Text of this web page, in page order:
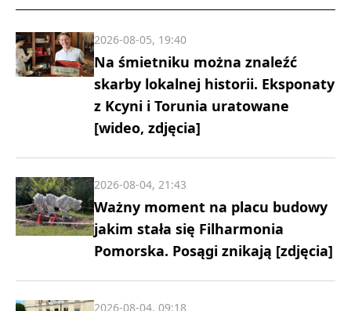
Na śmietniku można znaleźć
skarby lokalnej historii. Eksponaty
z Kcyni i Torunia uratowane
[wideo, zdjęcia]
2026-08-05, 19:40
Ważny moment na placu budowy
jakim stała się Filharmonia
Pomorska. Posągi znikają [zdjęcia]
2026-08-04, 21:43
2026-08-04, 09:18